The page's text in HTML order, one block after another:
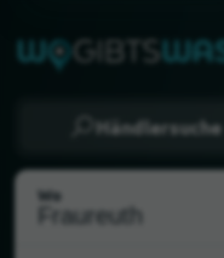
Händlersuche
Wo